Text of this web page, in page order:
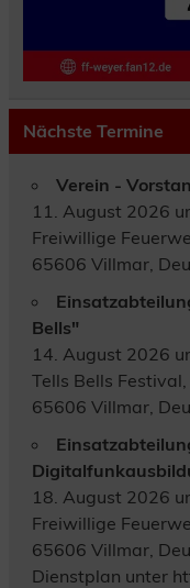
Nächste Termine
Verein -
11. August 2026
Freiwillige
65606 Villmar,
Bells"
14. August 2026
Tells Bells
65606 Villmar,
18. August 2026
Freiwillige
65606 Villmar,
Dienstplan unter